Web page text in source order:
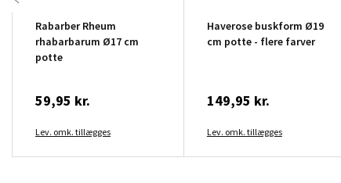
Rabarber Rheum
rhabarbarum Ø17 cm
potte
59,95 kr.
Lev. omk. tillægges
Haverose buskform Ø19
cm potte - flere farver
149,95 kr.
Lev. omk. tillægges